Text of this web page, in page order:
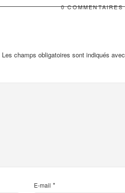
0 COMMENTAIRES
Les champs obligatoires sont indiqués avec
E-mail *